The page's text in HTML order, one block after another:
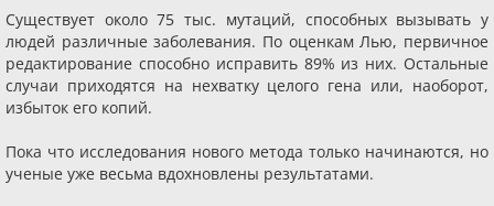
Существует около 75 тыс. мутаций, способных вызывать у
людей различные заболевания. По оценкам Лью, первичное
редактирование способно исправить 89% из них. Остальные
случаи приходятся на нехватку целого гена или, наоборот,
избыток его копий.
Пока что исследования нового метода только начинаются, но
ученые уже весьма вдохновлены результатами.